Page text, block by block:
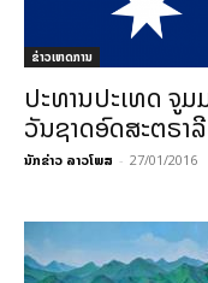
ຂ່າວເຫດການ
ປະທານປະເທດ ຈູ
ວັນຊາດອົດສະຕຣາ
ນັກຂ່າວ ລາວໂພສ - 27/01/2016